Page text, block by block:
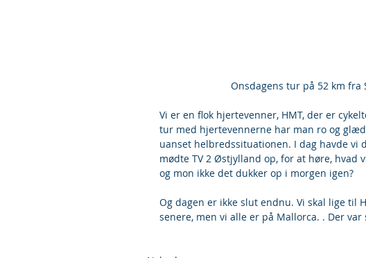
Onsdagens tur på 52 km fra
Vi er en flok hjertevenner, HMT, der er
tur med hjertevennerne har man ro og
uanset helbredssituationen. I dag havde
mødte TV 2 Østjylland op, for at høre, hvad
og mon ikke det dukker op i morgen igen?
Og dagen er ikke slut endnu. Vi skal lige til
senere, men vi alle er på Mallorca. . Der